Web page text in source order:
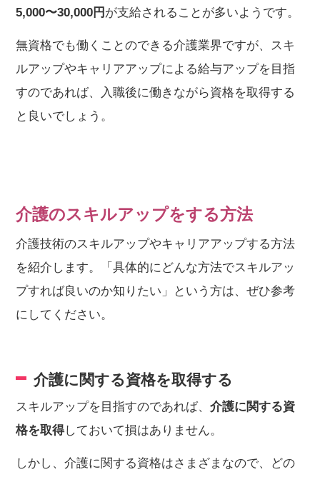
5,000〜30,000円 が支給されることが多いようです。
無資格でも働くことのできる介護業界ですが、スキ
ルアップやキャリアアップによる給与アップを目指
すのであれば、入職後に働きながら資格を取得する
と良いでしょう。
介護のスキルアップをする方法
介護技術のスキルアップやキャリアアップする方法
を紹介します。「具体的にどんな方法でスキルアッ
プすれば良いのか知りたい」という方は、ぜひ参考
にしてください。
介護に関する資格を取得する
スキルアップを目指すのであれば、介護に関する資
格を取得しておいて損はありません。
しかし、介護に関する資格はさまざまなので、どの